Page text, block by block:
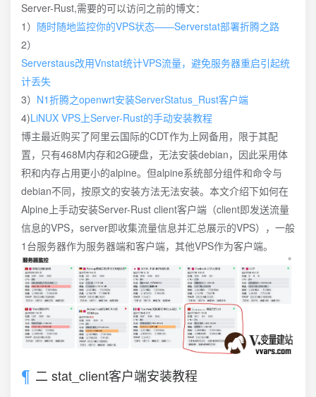
Server-Rust,需要的可以访问之前的博文：
1） 随时随地监控你的VPS状态——Serverstat部署折腾之路
2）
Serverstaus改用Vnstat统计VPS流量，避免服务器重启引起统
计丢失
3） N1折腾之openwrt安装ServerStatus_Rust客户端
4)LiNUX VPS上Server-Rust的手动安装教程
博主最近购买了阿里云国际的CDT作为上网备用，限于其配
置，只有468M内存和2G硬盘，无法安装debian，因此采用体
积和内存占用更小的alpine。但alpine系统部分组件和命令与
debian不同，按原文的安装方法无法安装。本文介绍下如何在
Alpine上手动安装Server-Rust client客户端（client即发送流量
信息的VPS，server即收集流量信息并汇总展示的VPS），一般
1台服务器作为服务器端和客户端，其他VPS作为客户端。
二 stat_client客户端安装教程